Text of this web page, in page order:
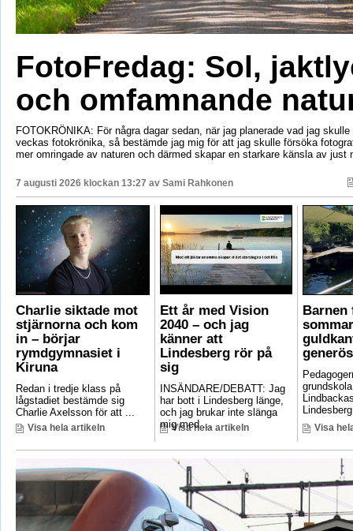
FotoFredag: Sol,
och omfamnande
FOTOKRÖNIKA: För några dagar sedan, när jag planerade vad jag
veckas fotokrönika, så bestämde jag mig för att jag skulle försöka
mer omringade av naturen och därmed skapar en starkare känsla av just
7 augusti 2026 klockan 13:27 av Sami Rahkonen
Charlie siktade mot
stjärnorna och kom
in – börjar
rymdgymnasiet i
Kiruna
Redan i tredje klass på
lågstadiet bestämde sig
Charlie Axelsson för att ...
Visa hela artikeln
Ett år med Vision
2040 – och jag
känner att
Lindesberg rör på
sig
INSÄNDARE/DEBATT: Jag
har bott i Lindesberg länge,
och jag brukar inte slänga
mig med ...
Visa hela artikeln
Barnen
Visa